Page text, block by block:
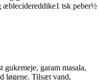
æblecidereddike1 tsk peber½
garam masala,
løgene. Tilsæt vand,